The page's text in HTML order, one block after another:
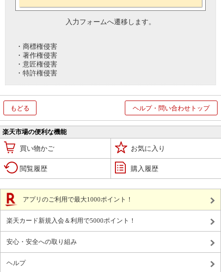
入力フォームへ遷移します。
・商標権侵害
・著作権侵害
・意匠権侵害
・特許権侵害
もどる ヘルプ・問い合わせトップ
楽天市場の便利な機能
買い物かご お気に入り
閲覧履歴 購入履歴
アプリのご利用で最大1000ポイント！
楽天カード新規入会＆利用で5000ポイント！
安心・安全への取り組み
ヘルプ